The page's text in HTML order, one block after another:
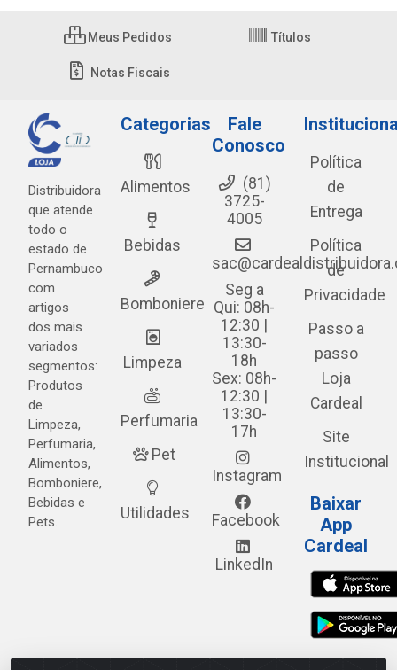
Meus Pedidos Títulos
Notas Fiscais
Distribuidora
que atende
todo o
estado de
Pernambuco
com
artigos
dos mais
variados
segmentos:
Produtos
de
Limpeza,
Perfumaria,
Alimentos,
Bomboniere,
Bebidas e
Pets.
Categorias
Alimentos
Bebidas
Bomboniere
Limpeza
Perfumaria
Pet
Utilidades
Fale
Conosco
(81)
3725-
4005
Seg a
Qui: 08h-
12:30 |
13:30-
18h
Sex: 08h-
12:30 |
13:30-
17h
Instagram
Facebook
LinkedIn
Política
de
Entrega
Política
de
Privacidade
Passo a
passo
Loja
Cardeal
Site
Institucional
Baixar
App
Cardeal